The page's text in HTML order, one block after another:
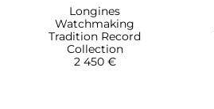
Longines
Watchmaking
Tradition Record
Collection
2 450 €